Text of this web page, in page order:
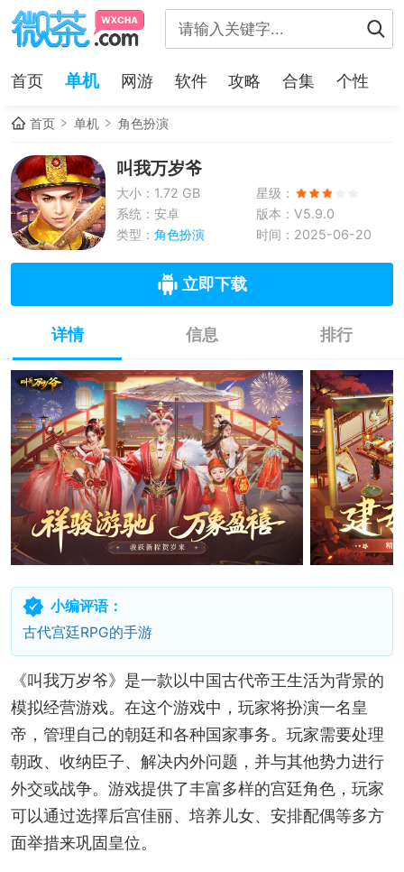
首页 单机 网游 软件 攻略 合集 个性
首页 单机 角色扮演
叫我万岁爷
大小：1.72 GB
星级：
系统：安卓
版本：V5.9.0
类型： 角色扮演 时间：2025-06-20
立即下载
详情 信息 排行
小编评语：
古代宫廷RPG的手游
《叫我万岁爷》是一款以中国古代帝王生活为背景的
模拟经营游戏。在这个游戏中，玩家将扮演一名皇
帝，管理自己的朝廷和各种国家事务。玩家需要处理
朝政、收纳臣子、解决内外问题，并与其他势力进行
外交或战争。游戏提供了丰富多样的宫廷角色，玩家
可以通过选擇后宫佳丽、培养儿女、安排配偶等多方
面举措来巩固皇位。